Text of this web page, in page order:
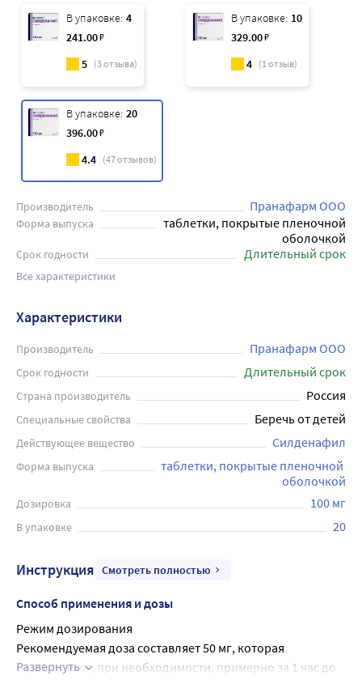
В упаковке: 4
241.00₽
5 (3отзыва)
В упаковке: 10
329.00₽
4 (1отзыв)
В упаковке: 20
396.00₽
4.4 (47отзывов)
Производитель Пранафарм ООО
Форма выпуска
таблетки, покрытые пленочной
оболочкой
Срок годности Длительный срок
Все характеристики
Характеристики
Производитель Пранафарм ООО
Срок годности Длительный срок
Страна производитель Россия
Специальные свойства Беречь от детей
Действующее вещество Силденафил
Форма выпуска
таблетки, покрытые пленочной
оболочкой
Дозировка 100 мг
В упаковке 20
Инструкция Смотреть полностью
Способ применения и дозы
Режим дозирования
Рекомендуемая доза составляет 50 мг, которая
принимается, при необходимости, примерно за 1 час до
Развернуть